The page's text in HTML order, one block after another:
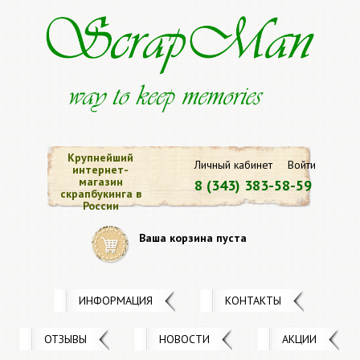
Личный кабинет Войти
8 (343) 383-58-59
Крупнейший
интернет-
магазин
скрапбукинга в
России
Ваша корзина пуста
ИНФОРМАЦИЯ КОНТАКТЫ
ОТЗЫВЫ НОВОСТИ АКЦИИ